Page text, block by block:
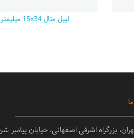
لیبل متال 15x34 میلیمتر
بزرگراه اشرفی اصفهانی، خیابان پیامبر